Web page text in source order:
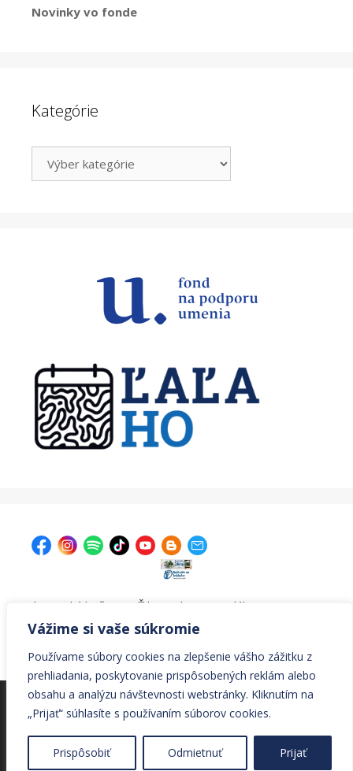
Vážime si vaše súkromie
Používame súbory cookies na zlepšenie vášho zážitku z
prehliadania, poskytovanie prispôsobených reklám alebo
obsahu a analýzu návštevnosti webstránky. Kliknutím na
„Prijať“ súhlasíte s používaním súborov cookies.
Prispôsobiť Odmietnuť Prijať
Novinky vo fonde
Kategórie
| Krajská knižnica v Žiline, Ul. A. Bernoláka 47, 011 77
Žilina | kniznica@krajskakniznicazilina.sk
041/7233090 |
© Všetky práva vyhradené Krajská knižnica v Žiline
© 2026 Krajská knižnica v Žiline• Vytvorené s
GeneratePress